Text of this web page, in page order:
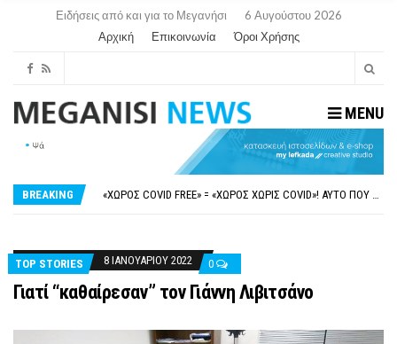
Ειδήσεις από και για το Μεγανήσι
6 Αυγούστου 2026
Αρχική
Επικοινωνία Όροι Χρήσης
MENU
BREAKING
ΝΥΔΡΊ:ΠΙΆΣΤΗΚΑΝ ΣΤΟ ΞΎΛΟ ΟΙ ΙΔΙΟΚΤΉΤΕΣ ΤΟΥΡΙΣΤΙΚΏΝ ΣΚΑΦΏΝ.
«ΧΏΡΟΣ COVID FREE» = «ΧΏΡΟΣ ΧΩΡΊΣ COVID»! ΑΥΤΌ ΠΟΥ ΚΑΝΕΊΣ ΔΕΝ ΈΧΕΙ ΤΟΛΜΉΣΕΙ ΝΑ ΡΩΤΉΣΕΙ
ΠΕΡΊ ΑΝΑΣΤΟΛΉΣ ΝΗΠΙΑΓΩΓΕΊΩΝ ΣΤΗ ΛΕΥΚΆΔΑ
TOP STORIES
8 ΙΑΝΟΥΑΡΊΟΥ 2022 0
Γιατί “καθαίρεσαν” τον Γιάννη Λιβιτσάνο